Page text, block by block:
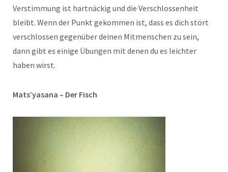
Verstimmung ist hartnäckig und die Verschlossenheit
bleibt. Wenn der Punkt gekommen ist, dass es dich stört
verschlossen gegenüber deinen Mitmenschen zu sein,
dann gibt es einige Übungen mit denen du es leichter
haben wirst.
Mats’yasana – Der Fisch